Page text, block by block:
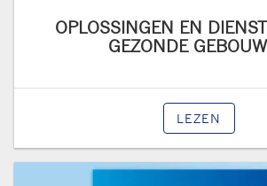
OPLOSSINGEN EN
GEZONDE
LEZEN